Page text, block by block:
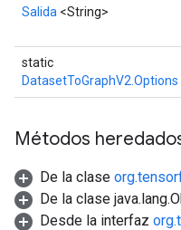
Salida <String>
static
DatasetToGraphV2.Options
Métodos
De la clase
De la clase
Desde la interfaz